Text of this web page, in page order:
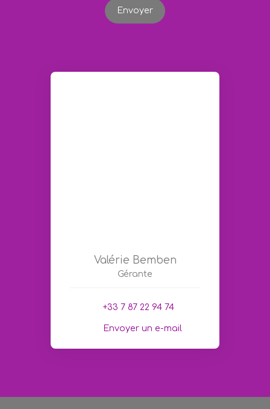
Envoyer
Valérie Bemben
Gérante
+33 7 87 22 94 74
Envoyer un e-mail